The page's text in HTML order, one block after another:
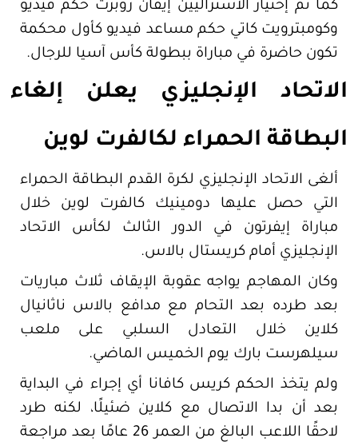
كما تم إختيار الأستراليين إيفان روبرت حكم فيديو
وكومبترويت كاتي حكم مساعد فيديو كأول محكمة
تكون حاضرة في مباراة ببطولة كأس آسيا للرجال.
الاتحاد الإنجليزي يعلن إلغاء
البطاقة الحمراء لكالفرت لوين
ألغى الاتحاد الإنجليزي لكرة القدم البطاقة الحمراء
التي حصل عليها دومينيك كالفرت لوين خلال
مباراة إيفرتون في الدور الثالث لكأس الاتحاد
الإنجليزي أمام كريستال بالاس.
وكان المهاجم يواجه عقوبة الإيقاف ثلاث مباريات
بعد طرده بعد التحام مع مدافع بالاس ناثانيال
كلاين خلال التعادل السلبي على ملعب
سيلهرست بارك يوم الخميس الماضي.
ولم يتخذ الحكم كريس كافانا أي إجراء في البداية
بعد أن بدا الاتصال مع كلاين ضئيلًا، لكنه طرد
لاحقًا اللاعب البالغ من العمر 26 عامًا بعد مراجعة